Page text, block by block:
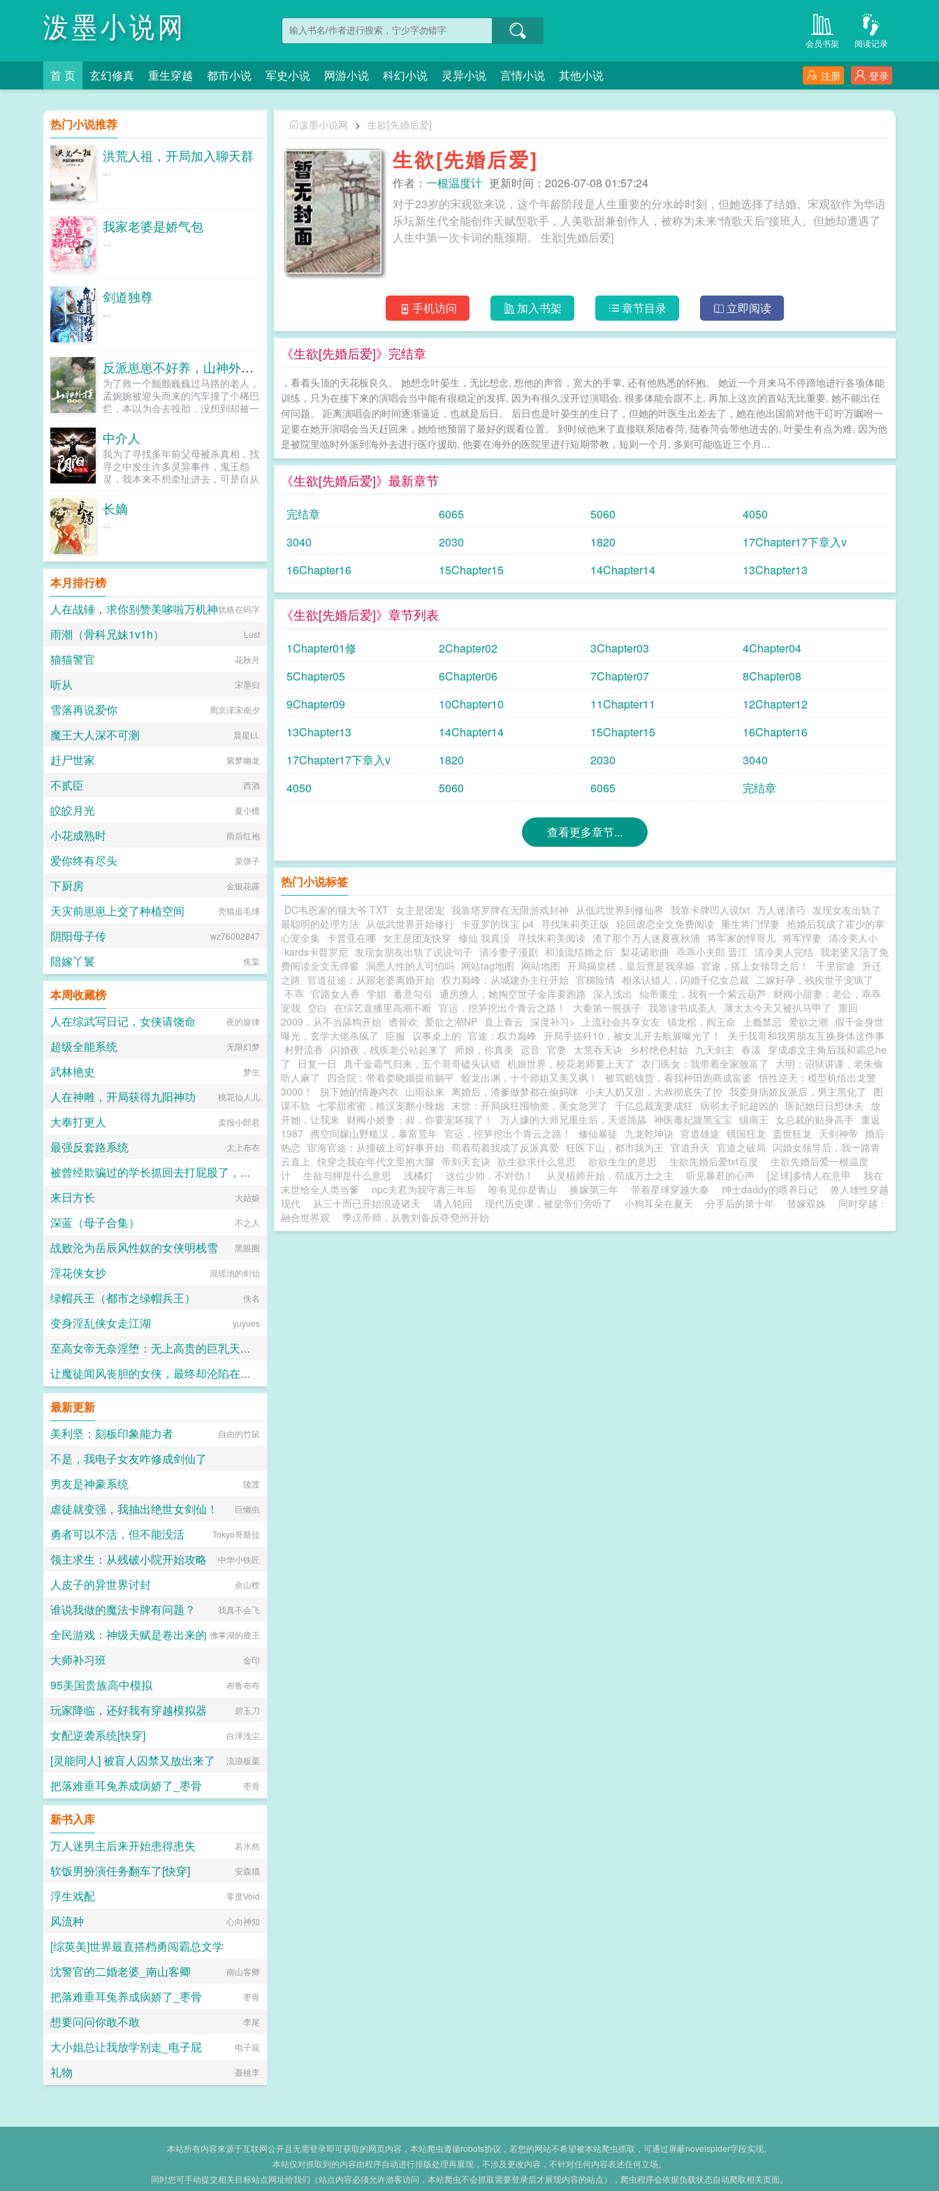
泼墨小说网 阅读记录
会员书架
首 页 玄幻修真 重生穿越 都市小说 军史小说 网游小说 科幻小说 灵异小说 言情小说 其他小说 登录
注册
泼墨小说网 > 生欲[先婚后爱]
生欲[先婚后爱]
作者： 一根温度计 更新时间：2026-07-08 01:57:24
对于23岁的宋观欲来说，这个年龄阶段是人生重要的分水岭时刻，但她选择了结婚。宋观欲作为华语
乐坛新生代全能创作天赋型歌手，人美歌甜兼创作人，被称为未来“情歌天后”接班人。但她却遭遇了
人生中第一次卡词的瓶颈期。 生欲[先婚后爱]
手机访问 加入书架 章节目录 立即阅读
《生欲[先婚后爱]》完结章
，看着头顶的天花板良久。 她想念叶晏生，无比想念, 想他的声音，宽大的手掌, 还有他熟悉的怀抱。 她近一个月来马不停蹄地进行各项体能
训练，只为在接下来的演唱会当中能有很稳定的发挥, 因为有很久没开过演唱会, 很多体能会跟不上, 再加上这次的首站无比重要, 她不能出任
何问题。 距离演唱会的时间逐渐逼近，也就是后日。 后日也是叶晏生的生日了，但她的叶医生出差去了，她在他出国前对他千叮咛万嘱咐一
定要在她开演唱会当天赶回来，她给他预留了最好的观看位置。 到时候他来了直接联系陆春菏, 陆春菏会带他进去的, 叶晏生有点为难, 因为他
是被院里临时外派到海外去进行医疗援助, 他要在海外的医院里进行短期带教，短则一个月, 多则可能临近三个月...
《生欲[先婚后爱]》最新章节
完结章 6065 5060
4050
3040
2030 1820
17Chapter17下章入v
16Chapter16
15Chapter15 14Chapter14 13Chapter13
《生欲[先婚后爱]》章节列表
1Chapter01修 2Chapter02 3Chapter03
4Chapter04
5Chapter05
6Chapter06 7Chapter07
8Chapter08
9Chapter09
10Chapter10 11Chapter11
12Chapter12
13Chapter13
14Chapter14 15Chapter15
16Chapter16
17Chapter17下章入v
1820 2030
3040
4050
5060 6065 完结章
查看更多章节...
热门小说标签
DC韦恩家的猫大爷 TXT 女主是团宠 我靠塔罗牌在无限游戏封神 从低武世界到修仙界 我靠卡牌凹人设txt 万人迷渣巧 发现女友出轨了
最聪明的处理方法 从低武世界开始修行 卡亚罗的珠宝 p4 寻找朱莉美正版 轮回虐恋全文免费阅读 重生将门悍妻 抢婚后我成了霍少的掌
心宠全集 卡普亚在哪 女主是团宠快穿 修仙 我真没 寻找朱莉美阅读 渣了那个万人迷夏夜秋浦 将军家的悍哥儿 将军悍妻 清冷美人小
kards卡普罗尼 发现女朋友出轨了说说句子 清冷妻子漫剧 和顶流结婚之后 梨花诺歌曲 乖乖小夫郎 晋江 清冷美人完结 我老婆又活了免
费阅读全文无弹窗 洞悉人性的人可怕吗 网站tag地图 网站地图 开局揭皇榜，皇后竟是我亲娘 官途，搭上女领导之后！ 千里宦途 升迁
之路 官道征途：从跟老婆离婚开始 权力巅峰：从城建办主任开始 官梯险情 相亲认错人，闪婚千亿女总裁 二嫁好孕，残疾世子宠疯了
不乖 官路女人香 学姐 蓄意勾引 通房撩人，她掏空世子金库要跑路 深入浅出 仙帝重生，我有一个紫云葫芦 财阀小甜妻：老公，乖乖
宠我 空白 在综艺直播里高潮不断 官运，挖笋挖出个青云之路！ 大秦第一熊孩子 我靠读书成圣人 薄太太今天又被扒马甲了 重回
2009，从不当舔狗开始 透骨欢 爱欲之潮NP 直上青云 深度补习> 上流社会共享女友 镇龙棺，阎王命 上瘾禁忌 爱欲之潮 假千金身世
曝光，玄学大佬杀疯了
臣服 议事桌上的 官途：权力巅峰 开局手搓歼10，被女儿开去航展曝光了！
关于我哥和我男朋友互换身体这件事
村野流香 闪婚夜，残疾老公站起来了 师娘，你真美 迟音 官妻 太荒吞天诀 乡村绝色村姑 九天剑主 春漾 穿成虐文主角后我和霸总he
了
日复一日 真千金霸气归来，五个哥哥磕头认错 机娘世界，校花老师要上天了 农门医女：我带着全家致富了
大明：诏狱讲课，老朱偷
听人麻了
四合院：带着娄晓娥提前躺平 蛟龙出渊，十个师姐又美又飒！ 被骂赔钱货，看我种田跑商成富婆 悟性逆天：模型机悟出龙警
3000！
脱下她的情趣内衣 山雨欲来 离婚后，渣爹做梦都在偷妈咪 小夫人奶又甜，大叔彻底失了控 我委身病娇反派后，男主黑化了
图
谋不轨 七零甜蜜蜜，糙汉宠翻小辣媳 末世：开局疯狂囤物资，美女急哭了 千亿总裁宠妻成狂 病弱太子妃超凶的 医妃她日日想休夫 放
开她，让我来 财阀小娇妻：叔，你要宠坏我了！ 万人嫌的大师兄重生后，天道跪舔 神医毒妃腹黑宝宝 镇南王 女总裁的贴身高手 重返
1987 携空间嫁山野糙汉，暴富荒年 官运，挖笋挖出个青云之路！ 修仙暴徒 九龙乾坤诀 官道雄途 镇国狂龙 盖世狂龙 天剑神帝 婚后
热恋 宦海官途：从撞破上司好事开始 苟着苟着我成了反派真爱 狂医下山，都市我为王 官道升天 官道之破局 闪婚女领导后，我一路青
云直上 快穿之我在年代文里抱大腿 帝剑天玄诀 欲生欲求什么意思 欲欲生生的意思 生欲先婚后爱txt百度
生欲先婚后爱一根温度
计
生欲与狎是什么意思 浅橘灯 这位少帅，不对劲！ 从灵植师开始，苟成万土之主 听见暴君的心声 [足球]多情人在意甲
我在
末世给全人类当爹
npc夫君为我守寡三年后 唯有见你是青山 换嫁第三年 带着星球穿越大秦 绅士daddy的喂养日记
兽人雄性穿越
现代
从三十而已开始浪迹诸天 请入轮回 现代历史课，被皇帝们旁听了 小狗耳朵在夏天 分手后的第十年 替嫁双姝
同时穿越：
融合世界观
季汉帝师，从教刘备反夺兗州开始
热门小说推荐
洪荒人祖，开局加入聊天群
...
我家老婆是娇气包
...
剑道独尊
...
反派崽崽不好养，山神外挂上大分
为了救一个颤颤巍巍过马路的老人，
孟婉婉被迎头而来的汽车撞了个稀巴
烂，本以为会去投胎，没想到却被一
的委托，她就能再活第二次！看着眼
前三个瘦骨伶仃的崽子，再想到他们
的结局，孟婉婉握拳干了！...
中介人
我为了寻找多年前父母被杀真相，找
寻之中发生许多灵异事件，鬼王怨
灵，我本来不想牵扯进去，可是自从
注定的，那只无形的手，也慢慢...
长嫡
...
本月排行榜
人在战锤，求你别赞美哆啦万机神犹格在码字
雨潮（骨科兄妹1v1h） Lust
猫猫警官 花秋月
听从 宋墨归
雪落再说爱你 周京泽宋南夕
魔王大人深不可测 晨星LL
赶尸世家 紫梦幽龙
不贰臣 西酒
皎皎月光 夏小檀
小花成熟时 雨后红袍
爱你终有尽头 菜饼子
下厨房 金银花露
天灾前崽崽上交了种植空间 秃猫追毛球
阴阳母子传 wz76002847
陪嫁丫鬟 焦棠
本周收藏榜
人在综武写日记，女侠请饶命
夜的旋律
超级全能系统 无限幻梦
武林艳史 梦生
人在神雕，开局获得九阳神功 桃花仙人儿
大奉打更人 卖报小郎君
最强反套路系统 太上布衣
被曾经欺骗过的学长抓回去打屁股了，嘤嘤（1v1 sp）
酒色馒头
来日方长 大姑娘
深蓝（母子合集） 不之人
战败沦为岳辰风性奴的女侠明栈雪 黑眼圈
淫花侠女抄 混瑶池的剑仙
绿帽兵王（都市之绿帽兵王） 佚名
变身淫乱侠女走江湖 yuyues
至高女帝无奈淫堕：无上高贵的巨乳天界女帝被迫嫁给矮小猥琐凡人并堕落成喷乳饮尿母狗！
枯藤老树
让魔徒闻风丧胆的女侠，最终却沦陷在了自己女儿的肉棒之下
最新更新
美利坚：刻板印象能力者
自由的竹鼠
不是，我电子女友咋修成剑仙了
宇宙无敌暴龙烧鹅
男友是神豪系统 陵渡
虐徒就变强，我抽出绝世女剑仙！ 巨懒虫
勇者可以不活，但不能没活 Tokyo哥斯拉
领主求生：从残破小院开始攻略 中华小铁匠
人皮子的异世界讨封 佘山樘
谁说我做的魔法卡牌有问题？ 我真不会飞
全民游戏：神级天赋是卷出来的 佛掌湖的鹿王
大师补习班 金印
95美国贵族高中模拟 布鲁布布
玩家降临，还好我有穿越模拟器 碧玉刀
女配逆袭系统[快穿] 白泽浅尘
[灵能同人] 被盲人囚禁又放出来了 流浪板栗
把落难垂耳兔养成病娇了_枣骨 枣骨
新书入库
万人迷男主后来开始患得患失
若水然
软饭男扮演任务翻车了[快穿] 安森猫
浮生戏配 零度Void
风流种 心向神知
[综英美]世界最直搭档勇闯霸总文学
托尔金之犬
沈警官的二婚老婆_南山客卿 南山客卿
把落难垂耳兔养成病娇了_枣骨 枣骨
想要问问你敢不敢 李尾
大小姐总让我放学别走_电子屁 电子屁
礼物 聂桃李
本站所有内容来源于互联网公开且无需登录即可获取的网页内容，本站爬虫遵循robots协议，若您的网站不希望被本站爬虫抓取，可通过屏蔽novelspider字段实现。
本站仅对抓取到的内容由程序自动进行排版处理再展现，不涉及更改内容，不针对任何内容表述任何立场。
同时您可手动提交相关目标站点网址给我们（站点内容必须允许游客访问，本站爬虫不会抓取需要登录后才展现内容的站点），爬虫程序会依据负载状态自动爬取相关页面。